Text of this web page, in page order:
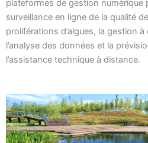
plateformes de gestion numérique
surveillance en ligne de la qualité
proliférations d’algues, la gestion
l’analyse des données et la
l’assistance technique à distance.